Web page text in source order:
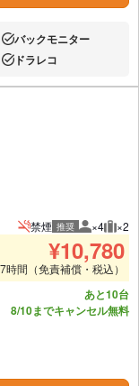
あり:バックモニター
あり:ドラレコ
禁煙 推奨 推奨人数
×4 推
×2
¥10,780
7時間（免責補償・税込）
あと10台
8/10までキャンセル無料